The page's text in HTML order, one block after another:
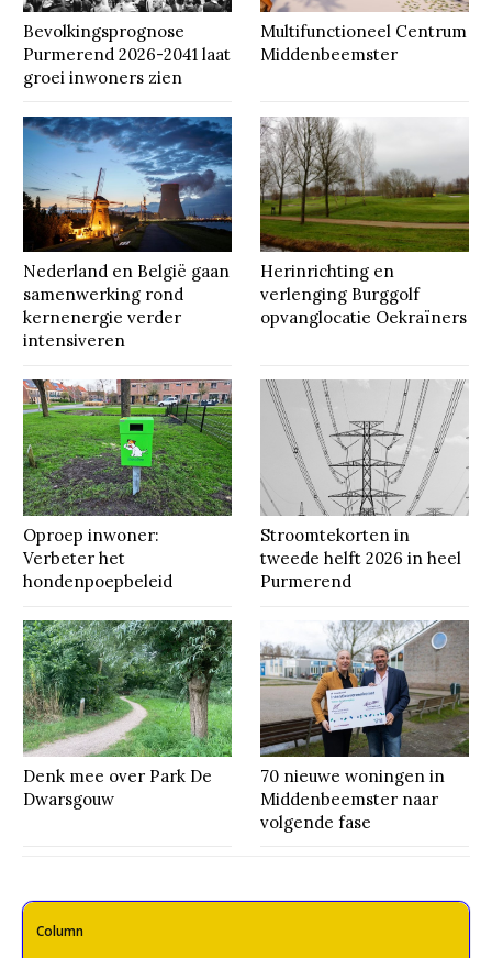
Bevolkingsprognose
Purmerend 2026-2041 laat
groei inwoners zien
Multifunctioneel Centrum
Middenbeemster
Nederland en België gaan
samenwerking rond
kernenergie verder
intensiveren
Herinrichting en
verlenging Burggolf
opvanglocatie Oekraïners
Oproep inwoner:
Verbeter het
hondenpoepbeleid
Stroomtekorten in
tweede helft 2026 in heel
Purmerend
Denk mee over Park De
Dwarsgouw
70 nieuwe woningen in
Middenbeemster naar
volgende fase
Column